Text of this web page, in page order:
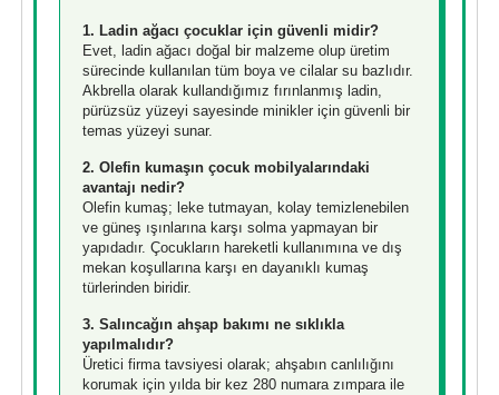
1. Ladin ağacı çocuklar için güvenli midir?
Evet, ladin ağacı doğal bir malzeme olup üretim
sürecinde kullanılan tüm boya ve cilalar su bazlıdır.
Akbrella olarak kullandığımız fırınlanmış ladin,
pürüzsüz yüzeyi sayesinde minikler için güvenli bir
temas yüzeyi sunar.
2. Olefin kumaşın çocuk mobilyalarındaki
avantajı nedir?
Olefin kumaş; leke tutmayan, kolay temizlenebilen
ve güneş ışınlarına karşı solma yapmayan bir
yapıdadır. Çocukların hareketli kullanımına ve dış
mekan koşullarına karşı en dayanıklı kumaş
türlerinden biridir.
3. Salıncağın ahşap bakımı ne sıklıkla
yapılmalıdır?
Üretici firma tavsiyesi olarak; ahşabın canlılığını
korumak için yılda bir kez 280 numara zımpara ile